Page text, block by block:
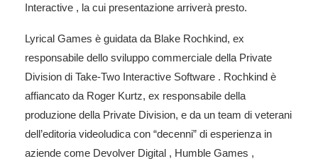
Interactive , la cui presentazione arriverà presto.
Lyrical Games è guidata da Blake Rochkind, ex
responsabile dello sviluppo commerciale della Private
Division di Take-Two Interactive Software . Rochkind è
affiancato da Roger Kurtz, ex responsabile della
produzione della Private Division, e da un team di veterani
dell’editoria videoludica con “decenni” di esperienza in
aziende come Devolver Digital , Humble Games ,